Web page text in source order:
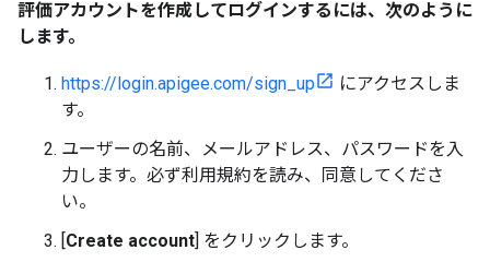
評価アカウントを作成してログインするには、次のように
します。
https://login.apigee.com/sign_up
にアクセスしま
す。
ユーザーの名前、メールアドレス、パスワードを入
力します。必ず利用規約を読み、同意してくださ
い。
[Create account] をクリックします。